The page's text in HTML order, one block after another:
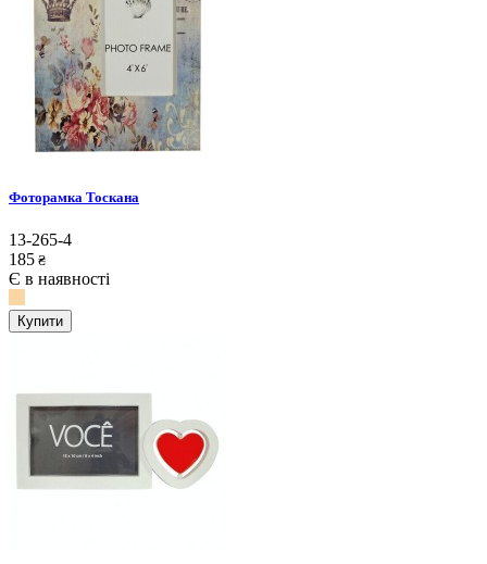
Фоторамка Тоскана
13-265-4
185 ₴
Є в наявності
Купити